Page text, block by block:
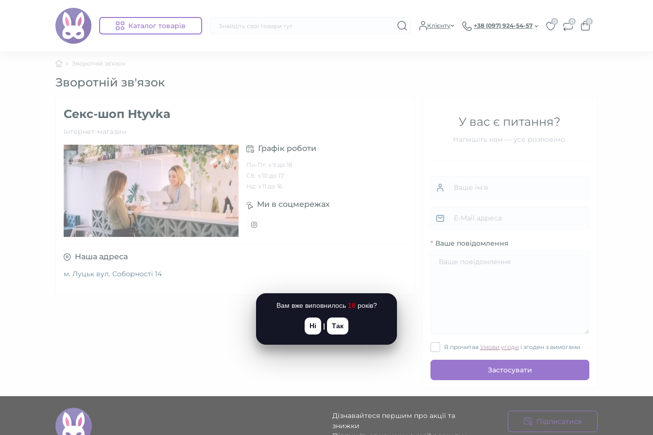
Каталог товарів Клієнту +38 (097) 924-54-57
0 0 0
Зворотній зв'язок
Зворотній зв'язок
Секс-шоп Htyvka
Інтернет-магазин
Графік роботи
Пн-Пт: з 9 до 18
Сб: з 10 до 17
Нд: з 11 до 16
Ми в соцмережах
Наша адреса
м. Луцьк вул. Соборності 14
У вас є питання?
Напишіть нам — усе розповімо.
* Ваше повідомлення
Я прочитав Умови угоди і згоден з вимогами
Застосувати
Дізнавайтеся першим про акції та
знижки
Підписатися
Вам вже виповнилось 18 років?
Ні | Так